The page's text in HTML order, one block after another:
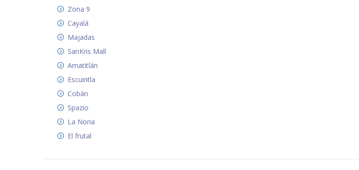
Zona 9
Cayalá
Majadas
SanKris Mall
Amatitlán
Escuintla
Cobán
Spazio
La Noria
El frutal